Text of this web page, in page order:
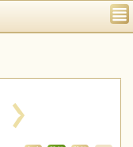
›